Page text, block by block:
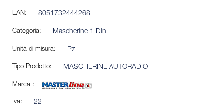
EAN: 8051732444268
Categoria: Mascherine 1 Din
Unità di misura: Pz
Tipo Prodotto: MASCHERINE AUTORADIO
Marca :
Iva: 22